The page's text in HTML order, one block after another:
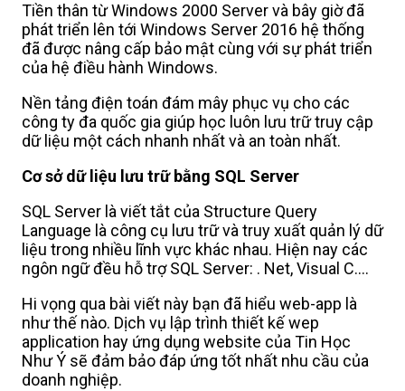
Tiền thân từ Windows 2000 Server và bây giờ đã
phát triển lên tới Windows Server 2016 hệ thống
đã được nâng cấp bảo mật cùng với sự phát triển
của hệ điều hành Windows.
Nền tảng điện toán đám mây phục vụ cho các
công ty đa quốc gia giúp học luôn lưu trữ truy cập
dữ liệu một cách nhanh nhất và an toàn nhất.
Cơ sở dữ liệu lưu trữ bằng SQL Server
SQL Server là viết tắt của Structure Query
Language là công cụ lưu trữ và truy xuất quản lý dữ
liệu trong nhiều lĩnh vực khác nhau. Hiện nay các
ngôn ngữ đều hỗ trợ SQL Server: . Net, Visual C....
Hi vọng qua bài viết này bạn đã hiểu web-app là
như thế nào. Dịch vụ lập trình thiết kế wep
application hay ứng dụng website của Tin Học
Như Ý sẽ đảm bảo đáp ứng tốt nhất nhu cầu của
doanh nghiệp.